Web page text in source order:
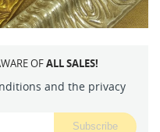
OFALL SALES!
and the privacy